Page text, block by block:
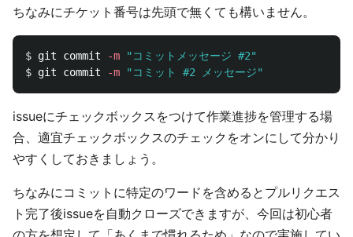
ちなみにチケット番号は先頭で無くても構いません。
$ git commit -m
"コミットメッセージ #2"
$ git commit -m "コミット #2 メッセージ"
issueにチェックボックスをつけて作業進捗を管理する場
合、適宜チェックボックスのチェックをオンにして分かり
やすくしておきましょう。
ちなみにコミットに特定のワードを含めるとプルリクエス
ト完了後issueを自動クローズできますが、今回は初心者